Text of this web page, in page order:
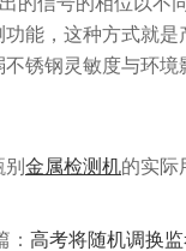
能，这种方式就
锈钢灵敏度与环境
金属检测机的实际
： 高考将随机调换